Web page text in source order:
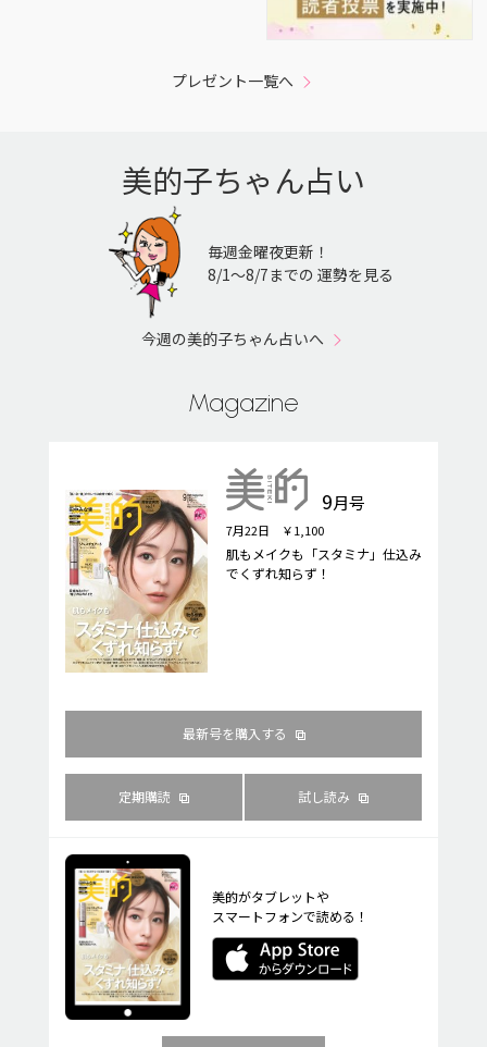
プレゼント一覧へ
美的子ちゃん占い
毎週金曜夜更新！
8/1〜8/7までの 運勢を見る
今週の美的子ちゃん占いへ
Magazine
9月号
7月22日 ￥1,100
肌もメイクも「スタミナ」仕込み
でくずれ知らず！
最新号を購入する
定期購読 試し読み
美的がタブレットや
スマートフォンで読める！